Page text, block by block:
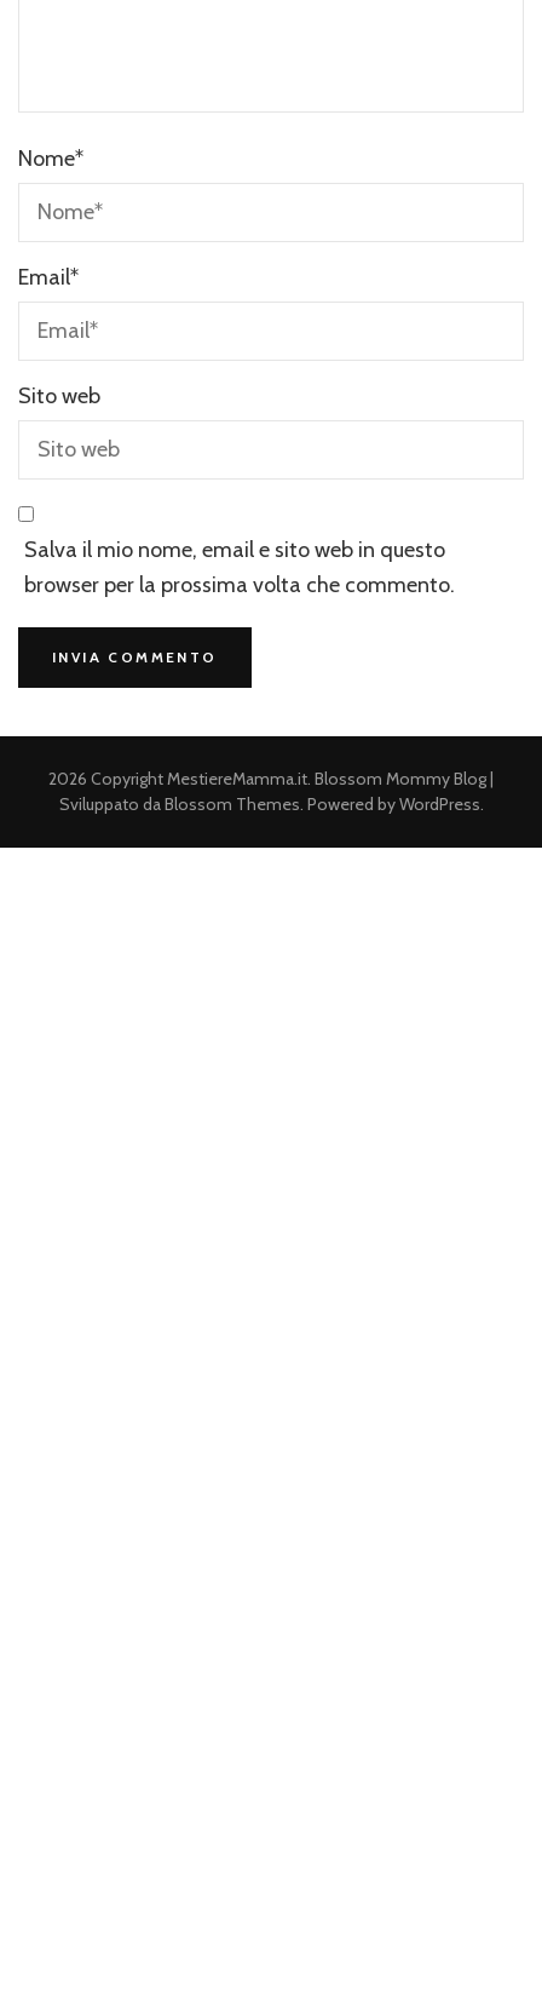
Nome*
Email*
Sito web
Salva il mio nome, email e sito web in questo
browser per la prossima volta che commento.
2026 CopyrightMestiereMamma.it. Blossom Mommy Blog |
Sviluppato daBlossom Themes. Powered byWordPress.